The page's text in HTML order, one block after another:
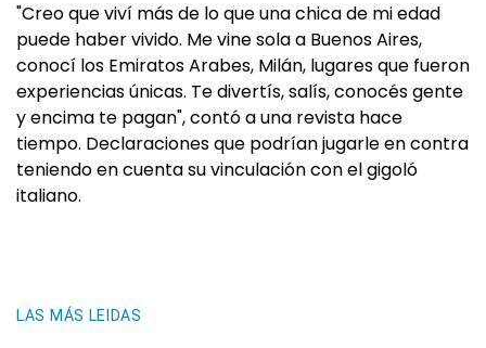
"Creo que viví más de lo que una chica de mi edad
puede haber vivido. Me vine sola a Buenos Aires,
conocí los Emiratos Arabes, Milán, lugares que fueron
experiencias únicas. Te divertís, salís, conocés gente
y encima te pagan", contó a una revista hace
tiempo. Declaraciones que podrían jugarle en contra
teniendo en cuenta su vinculación con el gigoló
italiano.
LAS MÁS LEIDAS